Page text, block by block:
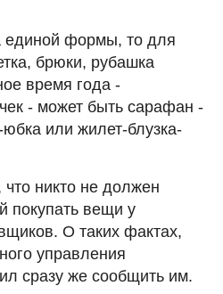
единой формы, то для
брюки, рубашка
время года -
- может быть сарафан -
юбка или жилет-блузка-
никто не должен
покупать вещи у
О таких фактах,
управления
сразу же сообщить им.